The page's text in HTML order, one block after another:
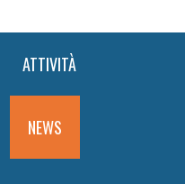
ATTIVITÀ
NEWS